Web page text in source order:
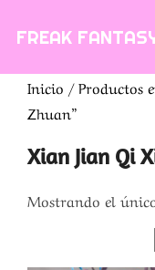
FREAK
Inicio / Productos
Zhuan”
Xian Jian Qi
Mostrando el